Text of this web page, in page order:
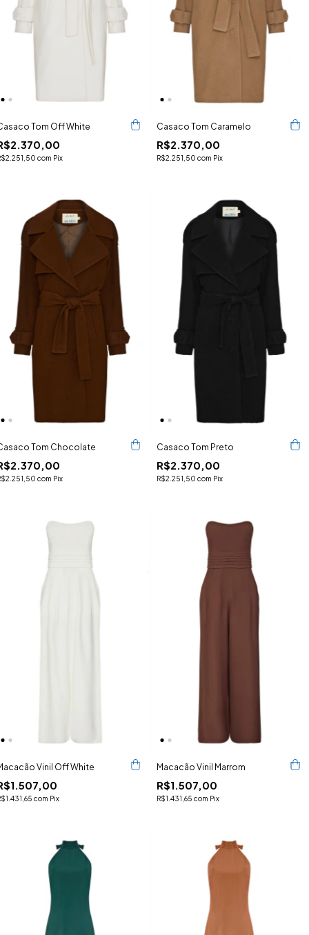
Tom Off White
com Pix
Casaco Tom Caramelo
R$2.370,00
R$2.251,50 com Pix
Tom Chocolate
com Pix
Casaco Tom Preto
R$2.370,00
R$2.251,50 com Pix
Vinil Off White
com Pix
Macacão Vinil Marrom
R$1.507,00
R$1.431,65 com Pix